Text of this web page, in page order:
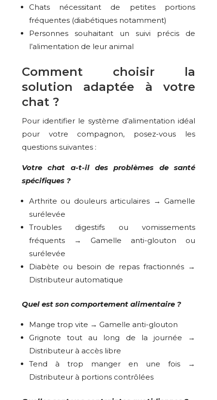
Chats nécessitant de petites portions
fréquentes (diabétiques notamment)
Personnes souhaitant un suivi précis de
l’alimentation de leur animal
Comment choisir la
solution adaptée à votre
chat ?
Pour identifier le système d’alimentation idéal
pour votre compagnon, posez-vous les
questions suivantes :
Votre chat a-t-il des problèmes de santé
spécifiques ?
Arthrite ou douleurs articulaires → Gamelle
surélevée
Troubles digestifs ou vomissements
fréquents → Gamelle anti-glouton ou
surélevée
Diabète ou besoin de repas fractionnés →
Distributeur automatique
Quel est son comportement alimentaire ?
Mange trop vite → Gamelle anti-glouton
Grignote tout au long de la journée →
Distributeur à accès libre
Tend à trop manger en une fois →
Distributeur à portions contrôlées